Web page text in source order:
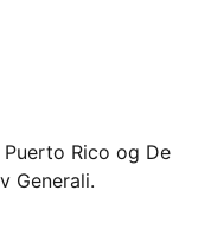
i dag
Rico og De
Generali.